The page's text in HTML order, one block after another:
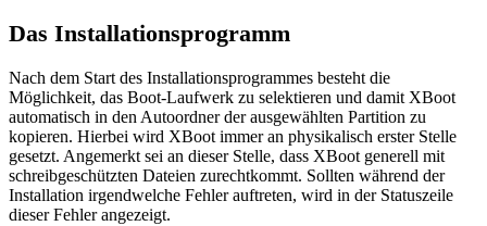
Das Installationsprogramm
Nach dem Start des Installationsprogrammes besteht die
Möglichkeit, das Boot-Laufwerk zu selektieren und damit XBoot
automatisch in den Autoordner der ausgewählten Partition zu
kopieren. Hierbei wird XBoot immer an physikalisch erster Stelle
gesetzt. Angemerkt sei an dieser Stelle, dass XBoot generell mit
schreibgeschützten Dateien zurechtkommt. Sollten während der
Installation irgendwelche Fehler auftreten, wird in der Statuszeile
dieser Fehler angezeigt.